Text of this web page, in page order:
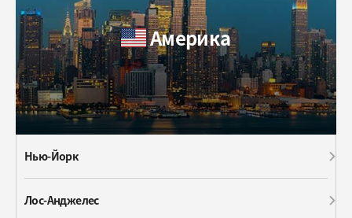
Америка
Нью-Йорк
Лос-Анджелес